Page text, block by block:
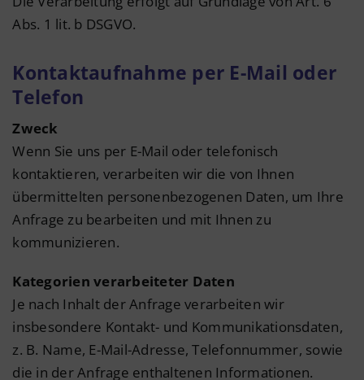
Abs. 1 lit. b DSGVO.
Kontaktaufnahme per E-Mail oder
Telefon
Zweck
Wenn Sie uns per E-Mail oder telefonisch
kontaktieren, verarbeiten wir die von Ihnen
übermittelten personenbezogenen Daten, um Ihre
Anfrage zu bearbeiten und mit Ihnen zu
kommunizieren.
Kategorien verarbeiteter Daten
Je nach Inhalt der Anfrage verarbeiten wir
insbesondere Kontakt- und Kommunikationsdaten,
z. B. Name, E-Mail-Adresse, Telefonnummer, sowie
die in der Anfrage enthaltenen Informationen.